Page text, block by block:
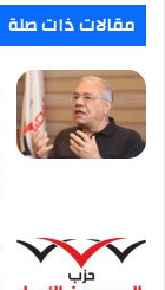
مقالات ذات صلة